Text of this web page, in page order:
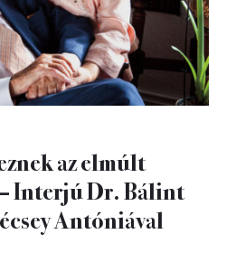
az elmúlt
Interjú Dr. Bálint
Antóniával